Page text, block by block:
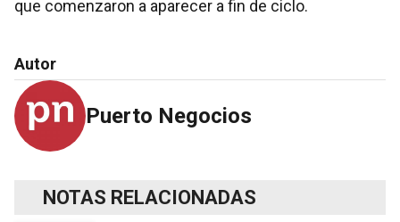
que comenzaron a aparecer a fin de ciclo.
Autor
Puerto Negocios
NOTAS RELACIONADAS